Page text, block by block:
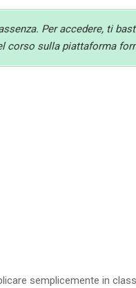
Per accedere, ti
corso sulla piattaforma
semplicemente in